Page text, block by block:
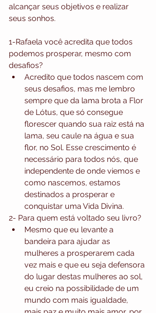
alcançar seus objetivos e realizar
seus sonhos.
1-Rafaela você acredita que todos
podemos prosperar, mesmo com
desafios?
Acredito que todos nascem com
seus desafios, mas me lembro
sempre que da lama brota a Flor
de Lótus, que só consegue
florescer quando sua raiz está na
lama, seu caule na água e sua
flor, no Sol. Esse crescimento é
necessário para todos nós, que
independente de onde viemos e
como nascemos, estamos
destinados a prosperar e
conquistar uma Vida Divina.
2- Para quem está voltado seu livro?
Mesmo que eu levante a
bandeira para ajudar as
mulheres a prosperarem cada
vez mais e que eu seja defensora
do lugar destas mulheres ao sol,
eu creio na possibilidade de um
mundo com mais igualdade,